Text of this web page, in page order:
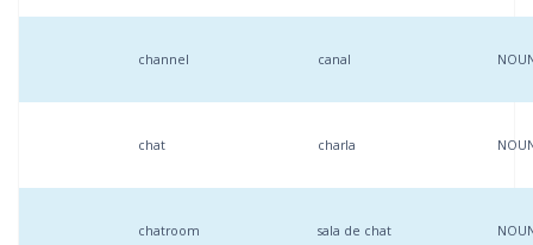
channel canal
chat charla
chatroom sala de chat